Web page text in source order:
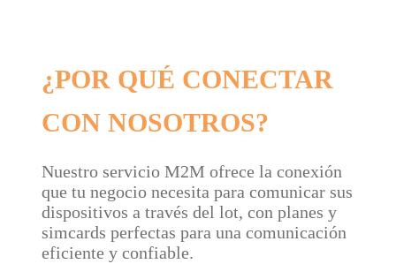
¿POR QUÉ CONECTAR
CON NOSOTROS?
Nuestro servicio M2M ofrece la conexión
que tu negocio necesita para comunicar sus
dispositivos a través del lot, con planes y
simcards perfectas para una comunicación
eficiente y confiable.